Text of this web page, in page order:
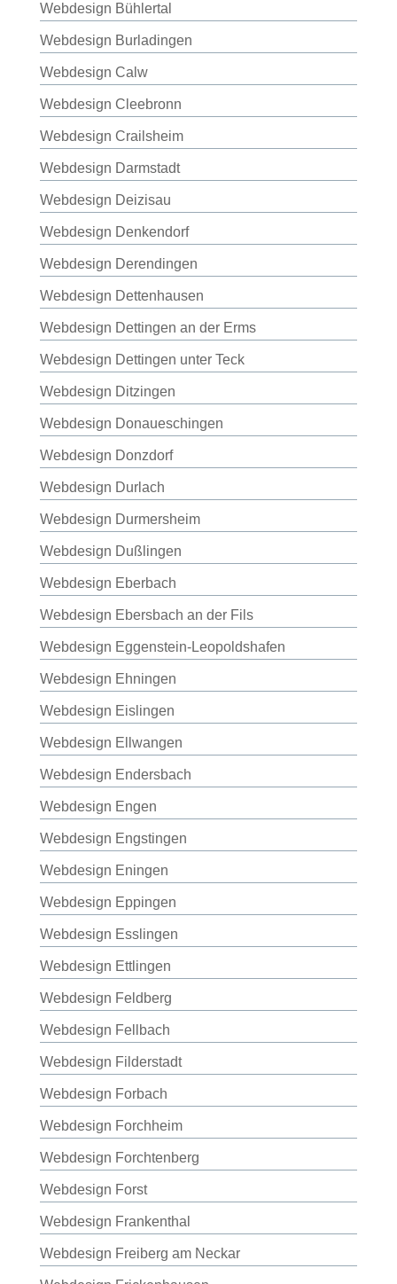
Webdesign Bühlertal
Webdesign Burladingen
Webdesign Calw
Webdesign Cleebronn
Webdesign Crailsheim
Webdesign Darmstadt
Webdesign Deizisau
Webdesign Denkendorf
Webdesign Derendingen
Webdesign Dettenhausen
Webdesign Dettingen an der Erms
Webdesign Dettingen unter Teck
Webdesign Ditzingen
Webdesign Donaueschingen
Webdesign Donzdorf
Webdesign Durlach
Webdesign Durmersheim
Webdesign Dußlingen
Webdesign Eberbach
Webdesign Ebersbach an der Fils
Webdesign Eggenstein-Leopoldshafen
Webdesign Ehningen
Webdesign Eislingen
Webdesign Ellwangen
Webdesign Endersbach
Webdesign Engen
Webdesign Engstingen
Webdesign Eningen
Webdesign Eppingen
Webdesign Esslingen
Webdesign Ettlingen
Webdesign Feldberg
Webdesign Fellbach
Webdesign Filderstadt
Webdesign Forbach
Webdesign Forchheim
Webdesign Forchtenberg
Webdesign Forst
Webdesign Frankenthal
Webdesign Freiberg am Neckar